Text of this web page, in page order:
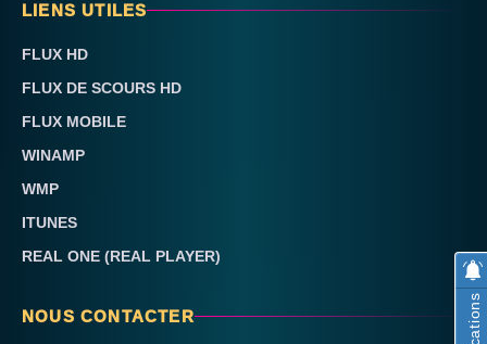
LIENS UTILES
FLUX HD
FLUX DE SCOURS HD
FLUX MOBILE
WINAMP
WMP
ITUNES
REAL ONE (REAL PLAYER)
NOUS CONTACTER